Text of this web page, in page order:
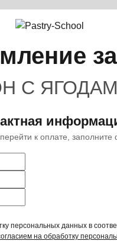
С
к оплате,
персональных данных в
на обработку